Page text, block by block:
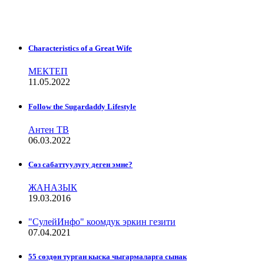
Characteristics of a Great Wife
МЕКТЕП
11.05.2022
Follow the Sugardaddy Lifestyle
Антен ТВ
06.03.2022
Сѳз сабаттуулугу деген эмне?
ЖАНАЗЫК
19.03.2016
"СулейИнфо" коомдук эркин гезити
07.04.2021
55 сөздөн турган кыска чыгармаларга сынак